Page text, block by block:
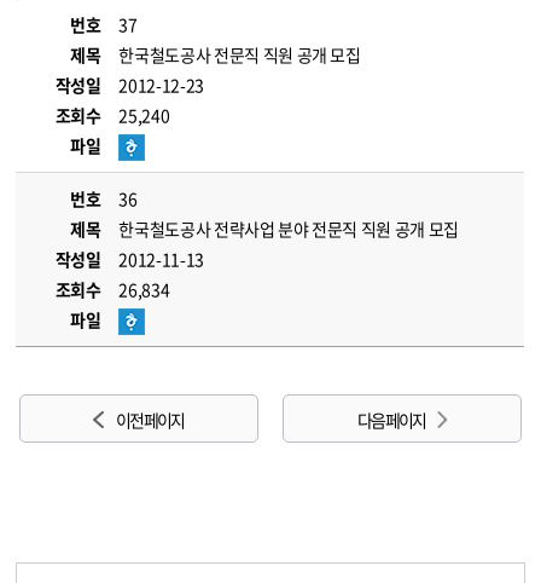
번호
37
제목
한국철도공사 전문직 직원 공개 모집
작성일
2012-12-23
조회수
25,240
파일
번호
36
제목
한국철도공사 전략사업 분야 전문직 직원 공개 모집
작성일
2012-11-13
조회수
26,834
파일
이전 페이지 다음 페이지